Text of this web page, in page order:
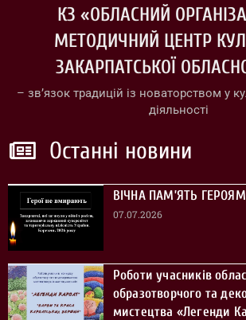
КЗ «ОБЛАСНИЙ
МЕТОДИЧНИЙ ЦЕНТР
ЗАКАРПАТСЬКОЇ
– зв’язок традицій із новаторством у
діяльності
Останні новини
ВІЧНА ПАМ’ЯТЬ ГЕРОЯМ
07.07.2026
Роботи учасників
образотворчого та
мистецтва «Легенди